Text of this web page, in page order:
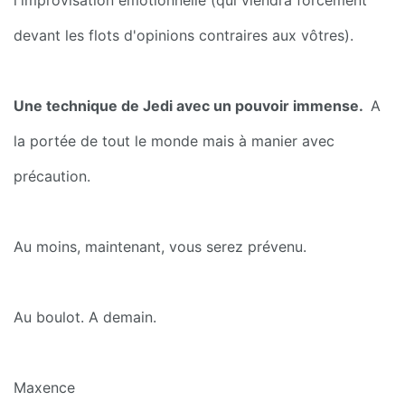
devant les flots d'opinions contraires aux vôtres).
Une technique de Jedi avec un pouvoir immense. A
la portée de tout le monde mais à manier avec
précaution.
Au moins, maintenant, vous serez prévenu.
Au boulot. A demain.
Maxence